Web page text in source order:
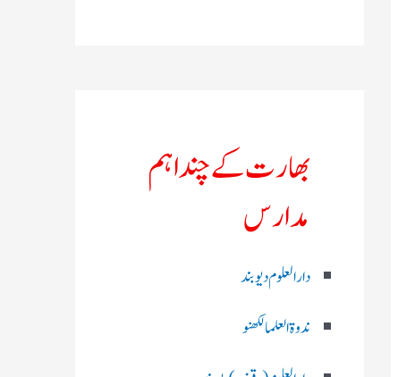
بھارت کے چند اہم
مدارس
دارالعلوم دیوبند
ندوۃالعلما لکھنو